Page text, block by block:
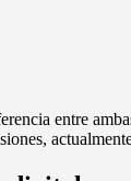
entre